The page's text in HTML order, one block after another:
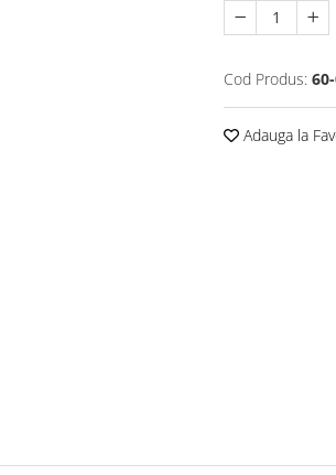
Cod Produs:
Adauga la